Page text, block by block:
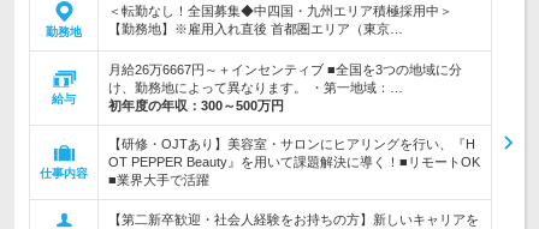
勤務地
＜転勤なし！全国募集◆中四国・九州エリア積極採用中＞
【勤務地】※雇用入れ直後 首都圏エリア（東京…
給与
月給26万6667円～＋インセンティブ ■全国を3つの地域に分
け、勤務地によって異なります。 ・第一地域：…
初年度の年収： 300～500万円
仕事内容
【研修・OJTあり】美容室・サロンにヒアリングを行い、『H
OT PEPPER Beauty』を用いて課題解決に導く！■リモートOK
■業界大手で活躍
【第二新卒歓迎・社会人経験をお持ちの方】新しいキャリアを